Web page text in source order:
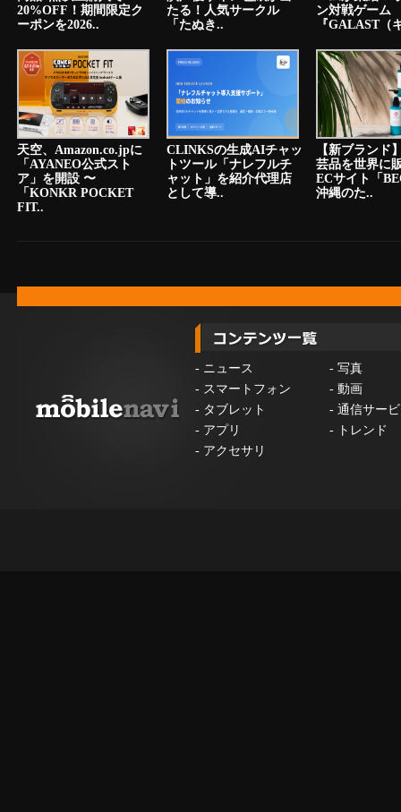
20%OFF！期間限定ク
ーポンを2026..
たる！人気サークル
「たぬき..
ン対戦ゲーム
『GALAST（
天空、Amazon.co.jpに
「AYANEO公式スト
ア」を開設 〜
「KONKR POCKET
FIT..
CLINKSの生成AIチャッ
トツール「ナレフルチ
ャット」を紹介代理店
として導..
【新ブランド
芸品を世界に
ECサイト「
沖縄のた..
- ニュース - 写真
- スマートフォン - 動画
- タブレット - 通信サー
- アプリ -
トレンド
- アクセサリ